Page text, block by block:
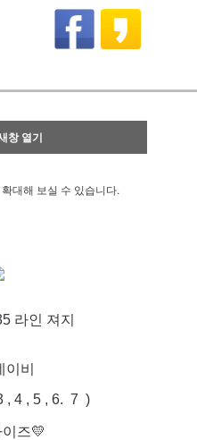
창 열기
대해 보실 수 있습니다.
라인 져지
이비
, 4 , 5 , 6. 7 )
이즈💛